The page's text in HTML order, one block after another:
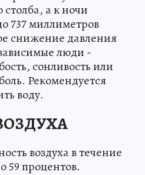
а к ночи
737 миллиметров
снижение давления
люди -
сонливость или
Рекомендуется
воду.
воздуха в течение
59 процентов.